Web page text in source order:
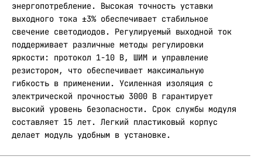
энергопотребление. Высокая точность уставки
выходного тока ±3% обеспечивает стабильное
свечение светодиодов. Регулируемый выходной ток
поддерживает различные методы регулировки
яркости: протокол 1-10 В, ШИМ и управление
резистором, что обеспечивает максимальную
гибкость в применении. Усиленная изоляция с
электрической прочностью 3000 В гарантирует
высокий уровень безопасности. Срок службы модуля
составляет 15 лет. Легкий пластиковый корпус
делает модуль удобным в установке.